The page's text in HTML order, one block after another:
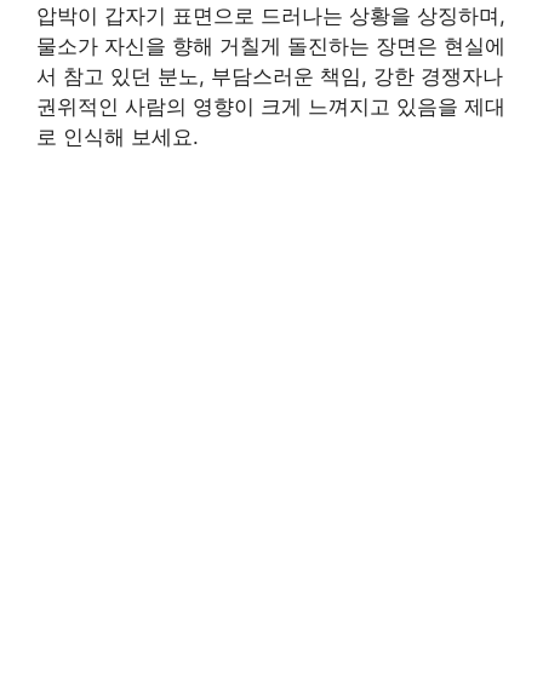
압박이 갑자기 표면으로 드러나는 상황을 상징하며,
물소가 자신을 향해 거칠게 돌진하는 장면은 현실에
서 참고 있던 분노, 부담스러운 책임, 강한 경쟁자나
권위적인 사람의 영향이 크게 느껴지고 있음을 제대
로 인식해 보세요.